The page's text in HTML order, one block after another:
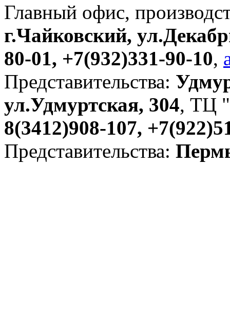
Главный офис,
г.Чайковский,
80-01, +7(932)331-90-10,
Представительства:
ул.Удмуртская, 304, ТЦ
8(3412)908-107,
Представительства: